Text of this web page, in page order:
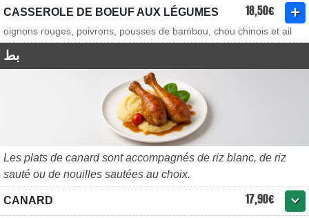
CASSEROLE DE BOEUF AUX LÉGUMES 18,50€
oignons rouges, poivrons, pousses de bambou, chou chinois et ail
بط
Les plats de canard sont accompagnés de riz blanc, de riz
sauté ou de nouilles sautées au choix.
CANARD 17,90€